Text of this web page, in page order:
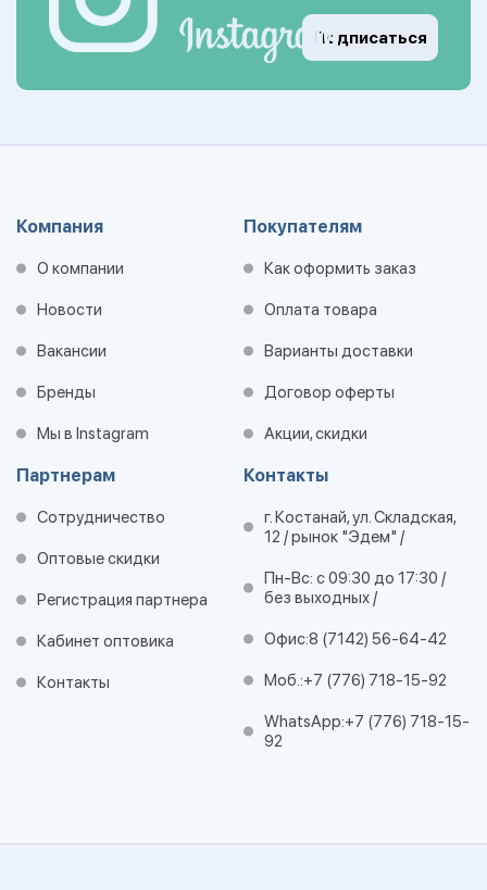
Подписаться
Компания
О компании
Новости
Вакансии
Бренды
Мы в Instagram
Покупателям
Как оформить заказ
Оплата товара
Варианты доставки
Договор оферты
Акции, скидки
Партнерам
Сотрудничество
Оптовые скидки
Регистрация партнера
Кабинет оптовика
Контакты
Контакты
г. Костанай, ул. Складская,
12 / рынок "Эдем" /
Пн-Вс: с 09:30 до 17:30 /
без выходных /
Офис:8 (7142) 56-64-42
Моб.:+7 (776) 718-15-92
WhatsApp:+7 (776) 718-15-
92